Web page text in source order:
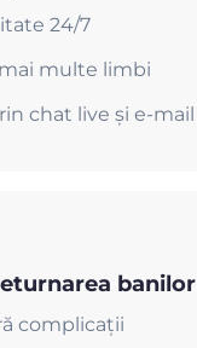
24/7
multe limbi
chat live și e-mail
banilor
complicații